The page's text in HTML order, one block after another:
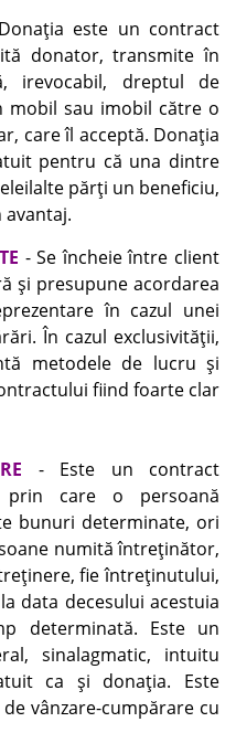
este un contract
donator, transmite în
irevocabil, dreptul de
sau imobil către o
care îl acceptă. Donaţia
pentru că una dintre
părţi un beneficiu,
- Se încheie între client
şi presupune acordarea
în cazul unei
În cazul exclusivităţii,
metodele de lucru şi
fiind foarte clar
- Este un contract
prin care o persoană
bunuri determinate, ori
numită întreţinător,
fie întreţinutului,
data decesului acestuia
determinată. Este un
sinalagmatic, intuitu
ca şi donaţia. Este
vânzare-cumpărare cu